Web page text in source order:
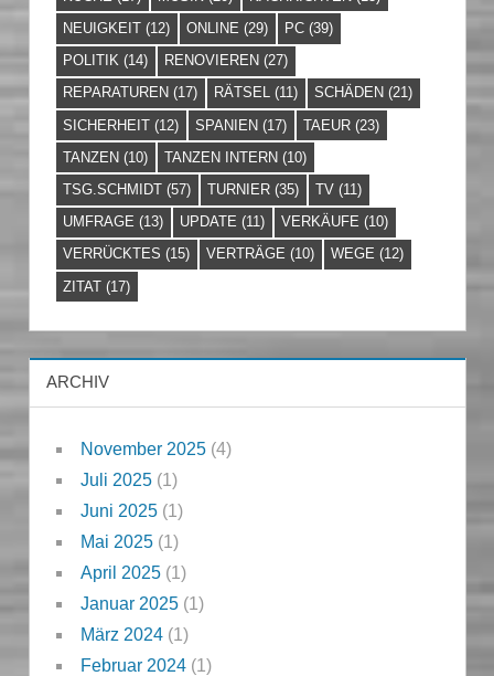
NEUIGKEIT (12) ONLINE (29) PC (39)
POLITIK (14) RENOVIEREN (27)
REPARATUREN (17) RÄTSEL (11) SCHÄDEN (21)
SICHERHEIT (12) SPANIEN (17) TAEUR (23)
TANZEN (10) TANZEN INTERN (10)
TSG.SCHMIDT (57) TURNIER (35) TV (11)
UMFRAGE (13) UPDATE (11) VERKÄUFE (10)
VERRÜCKTES (15) VERTRÄGE (10) WEGE (12)
ZITAT (17)
ARCHIV
November 2025(4)
Juli 2025(1)
Juni 2025(1)
Mai 2025(1)
April 2025(1)
Januar 2025(1)
März 2024(1)
Februar 2024(1)